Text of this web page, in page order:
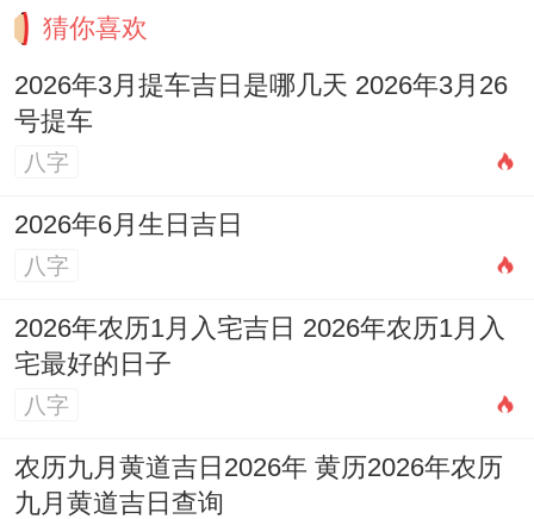
猜你喜欢
2026年3月提车吉日是哪几天 2026年3月26
号提车
八字
2026年6月生日吉日
八字
2026年农历1月入宅吉日 2026年农历1月入
宅最好的日子
八字
农历九月黄道吉日2026年 黄历2026年农历
九月黄道吉日查询